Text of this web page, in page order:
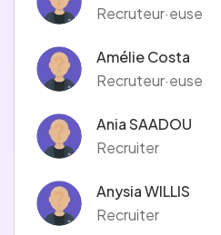
Recruteur·euse
Amélie Costa
Recruteur·euse
Ania SAADOU
Recruiter
Anysia WILLIS
Recruiter